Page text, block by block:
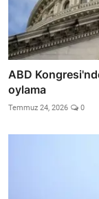
ABD
oylama
Temmuz 24, 2026 0